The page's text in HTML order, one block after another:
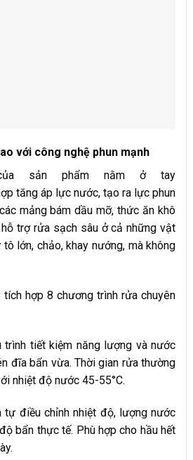
với công nghệ phun mạnh
sản phẩm nằm ở tay
tăng áp lực nước, tạo ra lực phun
mảng bám dầu mỡ, thức ăn khô
trợ rửa sạch sâu ở cả những vật
lớn, chảo, khay nướng, mà không
tích hợp 8 chương trình rửa chuyên
trình tiết kiệm năng lượng và nước
đĩa bẩn vừa. Thời gian rửa thường
nhiệt độ nước 45-55°C.
tự điều chỉnh nhiệt độ, lượng nước
bẩn thực tế. Phù hợp cho hầu hết